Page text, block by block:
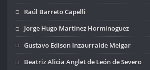
Raúl Barreto Capelli
Jorge Hugo Martínez Horminoguez
Gustavo Edison Inzaurralde Melgar
Beatriz Alicia Anglet de León de Severo